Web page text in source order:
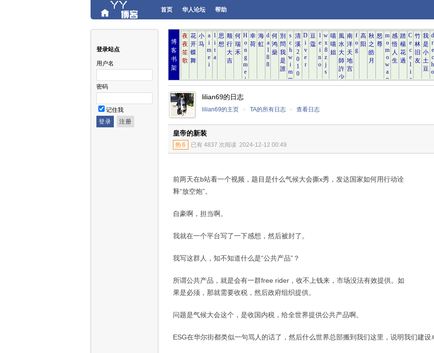
首页 华人论坛 帮助
登录站点
用户名
密码
记住我
博
客
书
架
lilian69的日志
lilian69的主页 » TA的所有日志 » 查看日志
皇帝的新装
热6 已有 4837 次阅读 2024-12-12 00:49
前两天在b站看一个视频，题目是什么气候大会撕x秀，发达国家如何用行动诠
释“放空炮”。
自豪啊，担当啊。
我就在一个平台写了一下感想，然后被封了。
我写这群人，知不知道什么是“公共产品”？
所谓公共产品，就是会有一群free rider ，收不上钱来，市场没法有效提供。如
果是必须，那就需要收税，然后政府组织提供。
问题是气候大会这个，是收国内税，给全世界提供公共产品啊。
ESG在华尔街都类似一句骂人的话了，然后什么世界总部搬到我们这里，说明我们建设